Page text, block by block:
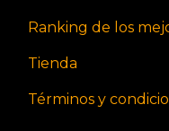
Ranking de los
Tienda
Términos y